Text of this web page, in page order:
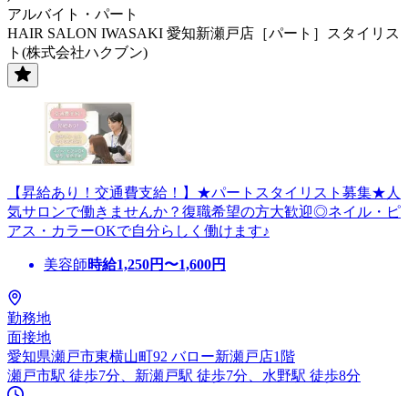
アルバイト・パート
HAIR SALON IWASAKI 愛知新瀬戸店［パート］スタイリス
ト(株式会社ハクブン)
【昇給あり！交通費支給！】★パートスタイリスト募集★人
気サロンで働きませんか？復職希望の方大歓迎◎ネイル・ピ
アス・カラーOKで自分らしく働けます♪
美容師時給1,250円〜1,600円
勤務地
面接地
愛知県瀬戸市東横山町92 バロー新瀬戸店1階
瀬戸市駅 徒歩7分、新瀬戸駅 徒歩7分、水野駅 徒歩8分